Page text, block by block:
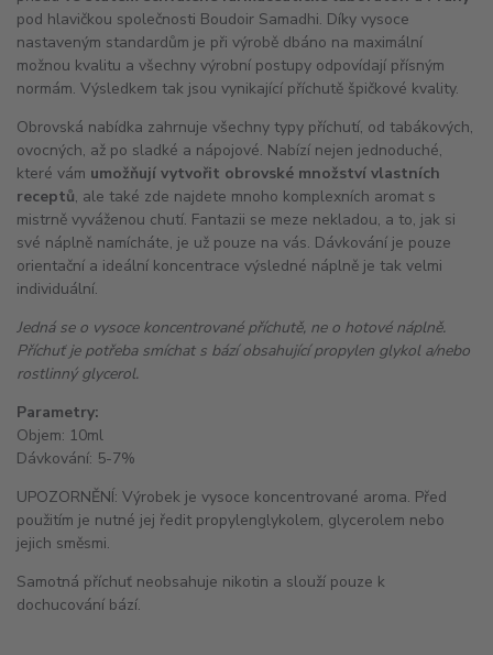
pod hlavičkou společnosti Boudoir Samadhi. Díky vysoce
nastaveným standardům je při výrobě dbáno na maximální
možnou kvalitu a všechny výrobní postupy odpovídají přísným
normám. Výsledkem tak jsou vynikající příchutě špičkové kvality.
Obrovská nabídka zahrnuje všechny typy příchutí, od tabákových,
ovocných, až po sladké a nápojové. Nabízí nejen jednoduché,
které vám umožňují vytvořit obrovské množství vlastních
receptů, ale také zde najdete mnoho komplexních aromat s
mistrně vyváženou chutí. Fantazii se meze nekladou, a to, jak si
své náplně namícháte, je už pouze na vás. Dávkování je pouze
orientační a ideální koncentrace výsledné náplně je tak velmi
individuální.
Jedná se o vysoce koncentrované příchutě, ne o hotové náplně.
Příchuť je potřeba smíchat s bází obsahující propylen glykol a/nebo
rostlinný glycerol.
Parametry:
Objem: 10ml
Dávkování: 5-7%
UPOZORNĚNÍ: Výrobek je vysoce koncentrované aroma. Před
použitím je nutné jej ředit propylenglykolem, glycerolem nebo
jejich směsmi.
Samotná příchuť neobsahuje nikotin a slouží pouze k
dochucování bází.